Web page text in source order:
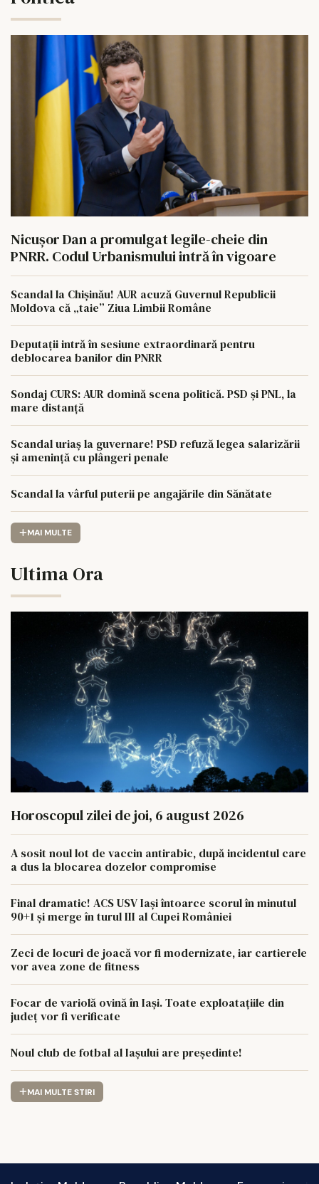
Nicușor Dan a promulgat legile-cheie din
PNRR. Codul Urbanismului intră în vigoare
Scandal la Chișinău! AUR acuză Guvernul Republicii
Moldova că „taie” Ziua Limbii Române
Deputații intră în sesiune extraordinară pentru
deblocarea banilor din PNRR
Sondaj CURS: AUR domină scena politică. PSD și PNL, la
mare distanță
Scandal uriaș la guvernare! PSD refuză legea salarizării
și amenință cu plângeri penale
Scandal la vârful puterii pe angajările din Sănătate
MAI MULTE
Ultima Ora
Horoscopul zilei de joi, 6 august 2026
A sosit noul lot de vaccin antirabic, după incidentul care
a dus la blocarea dozelor compromise
Final dramatic! ACS USV Iași întoarce scorul în minutul
90+1 și merge în turul III al Cupei României
Zeci de locuri de joacă vor fi modernizate, iar cartierele
vor avea zone de fitness
Focar de variolă ovină în Iași. Toate exploatațiile din
județ vor fi verificate
Noul club de fotbal al Iașului are președinte!
MAI MULTE STIRI